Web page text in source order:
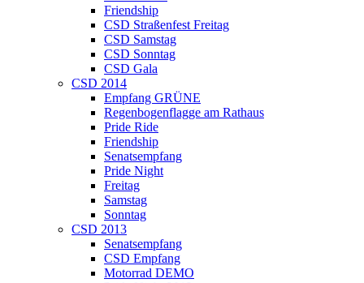
Friendship
CSD Straßenfest Freitag
CSD Samstag
CSD Sonntag
CSD Gala
CSD 2014
Empfang GRÜNE
Regenbogenflagge am Rathaus
Pride Ride
Friendship
Senatsempfang
Pride Night
Freitag
Samstag
Sonntag
CSD 2013
Senatsempfang
CSD Empfang
Motorrad DEMO